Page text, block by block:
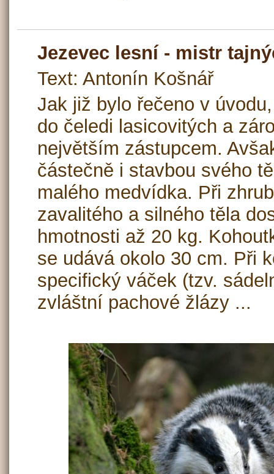
Jezevec lesní - mistr
Text: Antonín Košnář
Jak již bylo řečeno v
do čeledi lasicovitých a
největším zástupcem.
částečně i stavbou svého
malého medvídka. Při
zavalitého a silného těla
hmotnosti až 20 kg.
se udává okolo 30 cm. Při
specifický váček (tzv.
zvláštní pachové žlázy ...